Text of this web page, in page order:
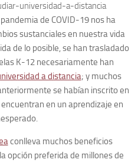
de COVID-19 nos ha
sustanciales en nuestra vida
de lo posible, se han trasladado
K-12 necesariamente han
a distancia; y muchos
se habían inscrito en
en un aprendizaje en
conlleva muchos beneficios
opción preferida de millones de